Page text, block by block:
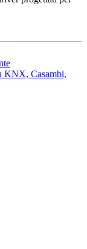
KNX, Casambi,